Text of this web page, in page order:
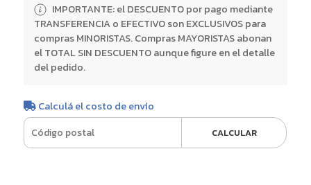
IMPORTANTE: el DESCUENTO por pago mediante
TRANSFERENCIA o EFECTIVO son EXCLUSIVOS para
compras MINORISTAS. Compras MAYORISTAS abonan
el TOTAL SIN DESCUENTO aunque figure en el detalle
del pedido.
Calculá el costo de envío
CALCULAR